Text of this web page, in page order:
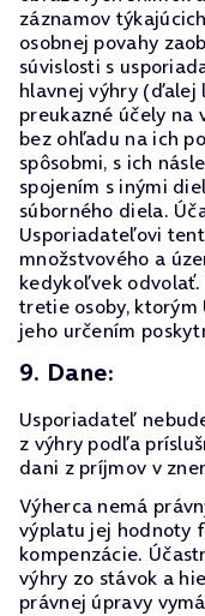
záznamov
osobnej povahy
súvislosti s
hlavnej výhry (ďalej
preukazné účely na
bez ohľadu na ich
spôsobmi, s ich
spojením s inými
súborného diela.
Usporiadateľovi
množstvového a
kedykoľvek odvolať.
tretie osoby, ktorým
jeho určením
9. Dane:
Usporiadateľ
z výhry podľa
dani z príjmov v
Výherca nemá
výplatu jej hodnoty
kompenzácie.
výhry zo stávok a
právnej úpravy